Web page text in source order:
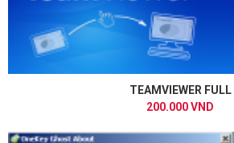
TEAMVIEWER FULL
200.000 VND